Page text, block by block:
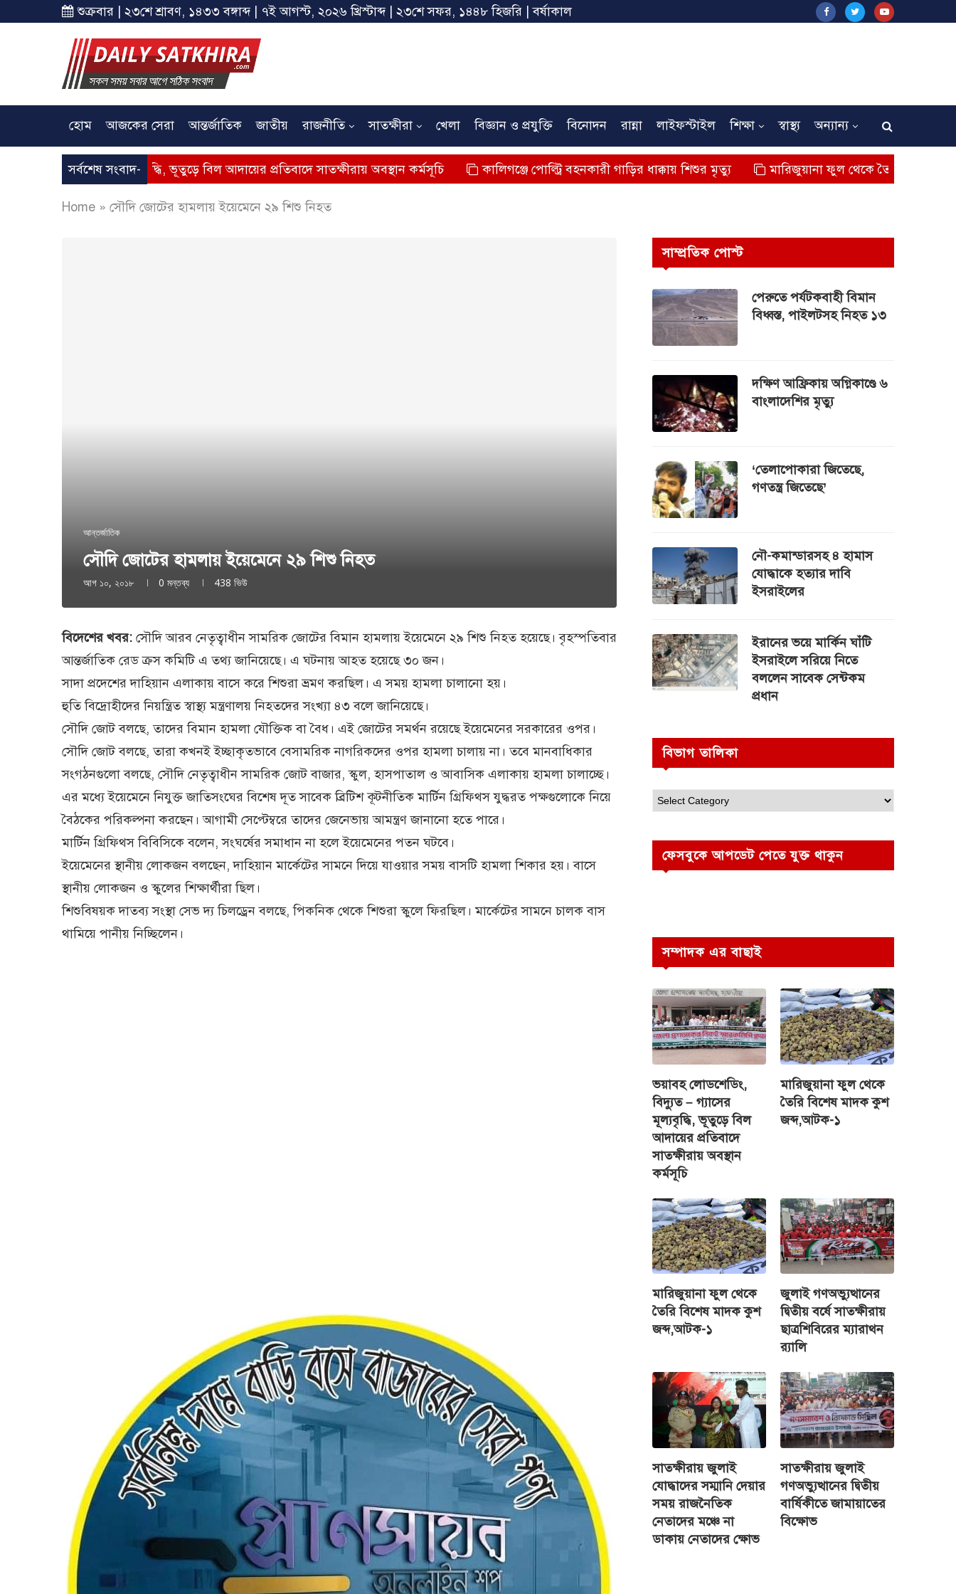
শুক্রবার | ২৩শে শ্রাবণ, ১৪৩৩ বঙ্গাব্দ | ৭ই আগস্ট, ২০২৬ খ্রিস্টাব্দ | ২৩শে সফর, ১৪৪৮ হিজরি | বর্ষাকাল
হোম আজকের সেরা আন্তর্জাতিক জাতীয় রাজনীতি সাতক্ষীরা খেলা বিজ্ঞান ও প্রযুক্তি বিনোদন রান্না লাইফস্টাইল শিক্ষা স্বাস্থ্য অন্যান্য
সর্বশেষ সংবাদ-
গ্যাসের মূল্যবৃদ্ধি, ভূতুড়ে বিল আদায়ের প্রতিবাদে সাতক্ষীরায় অবস্থান কর্মসূচি কালিগঞ্জে পোল্ট্রি বহনকারী গাড়ির ধাক্কায় শিশুর মৃত্যু মারিজুয়ানা ফুল থেকে তৈরি বিশেষ মাদক কুশ
Home » সৌদি জোটের হামলায় ইয়েমেনে ২৯ শিশু নিহত
আন্তর্জাতিক
সৌদি জোটের হামলায় ইয়েমেনে ২৯ শিশু নিহত
আগ ১০, ২০১৮ 0 মন্তব্য 438 ভিউ
বিদেশের খবর: সৌদি আরব নেতৃত্বাধীন সামরিক জোটের বিমান হামলায় ইয়েমেনে ২৯ শিশু নিহত হয়েছে। বৃহস্পতিবার
আন্তর্জাতিক রেড ক্রস কমিটি এ তথ্য জানিয়েছে। এ ঘটনায় আহত হয়েছে ৩০ জন।
সাদা প্রদেশের দাহিয়ান এলাকায় বাসে করে শিশুরা ভ্রমণ করছিল। এ সময় হামলা চালানো হয়।
হুতি বিদ্রোহীদের নিয়ন্ত্রিত স্বাস্থ্য মন্ত্রণালয় নিহতদের সংখ্যা ৪৩ বলে জানিয়েছে।
সৌদি জোট বলছে, তাদের বিমান হামলা যৌক্তিক বা বৈধ। এই জোটের সমর্থন রয়েছে ইয়েমেনের সরকারের ওপর।
সৌদি জোট বলছে, তারা কখনই ইচ্ছাকৃতভাবে বেসামরিক নাগরিকদের ওপর হামলা চালায় না। তবে মানবাধিকার
সংগঠনগুলো বলছে, সৌদি নেতৃত্বাধীন সামরিক জোট বাজার, স্কুল, হাসপাতাল ও আবাসিক এলাকায় হামলা চালাচ্ছে।
এর মধ্যে ইয়েমেনে নিযুক্ত জাতিসংঘের বিশেষ দূত সাবেক ব্রিটিশ কূটনীতিক মার্টিন গ্রিফিথস যুদ্ধরত পক্ষগুলোকে নিয়ে
বৈঠকের পরিকল্পনা করছেন। আগামী সেপ্টেম্বরে তাদের জেনেভায় আমন্ত্রণ জানানো হতে পারে।
মার্টিন গ্রিফিথস বিবিসিকে বলেন, সংঘর্ষের সমাধান না হলে ইয়েমেনের পতন ঘটবে।
ইয়েমেনের স্থানীয় লোকজন বলছেন, দাহিয়ান মার্কেটের সামনে দিয়ে যাওয়ার সময় বাসটি হামলা শিকার হয়। বাসে
স্থানীয় লোকজন ও স্কুলের শিক্ষার্থীরা ছিল।
শিশুবিষয়ক দাতব্য সংস্থা সেভ দ্য চিলড্রেন বলছে, পিকনিক থেকে শিশুরা স্কুলে ফিরছিল। মার্কেটের সামনে চালক বাস
থামিয়ে পানীয় নিচ্ছিলেন।
সাম্প্রতিক পোস্ট
পেরুতে পর্যটকবাহী বিমান
বিধ্বস্ত, পাইলটসহ নিহত ১৩
দক্ষিণ আফ্রিকায় অগ্নিকাণ্ডে ৬
বাংলাদেশির মৃত্যু
‘তেলাপোকারা জিতেছে,
গণতন্ত্র জিতেছে’
নৌ-কমান্ডারসহ ৪ হামাস
যোদ্ধাকে হত্যার দাবি
ইসরাইলের
ইরানের ভয়ে মার্কিন ঘাঁটি
ইসরাইলে সরিয়ে নিতে
বললেন সাবেক সেন্টকম
প্রধান
বিভাগ তালিকা
ফেসবুকে আপডেট পেতে যুক্ত থাকুন
সম্পাদক এর বাছাই
ভয়াবহ লোডশেডিং,
বিদ্যুত – গ্যাসের
মূল্যবৃদ্ধি, ভূতুড়ে বিল
আদায়ের প্রতিবাদে
সাতক্ষীরায় অবস্থান
কর্মসূচি
মারিজুয়ানা ফুল থেকে
তৈরি বিশেষ মাদক কুশ
জব্দ,আটক-১
মারিজুয়ানা ফুল থেকে
তৈরি বিশেষ মাদক কুশ
জব্দ,আটক-১
জুলাই গণঅভ্যুত্থানের
দ্বিতীয় বর্ষে সাতক্ষীরায়
ছাত্রশিবিরের ম্যারাথন
র‌্যালি
সাতক্ষীরায় জুলাই
যোদ্ধাদের সম্মানি দেয়ার
সময় রাজনৈতিক
নেতাদের মঞ্চে না
ডাকায় নেতাদের ক্ষোভ
সাতক্ষীরায় জুলাই
গণঅভ্যুত্থানের দ্বিতীয়
বার্ষিকীতে জামায়াতের
বিক্ষোভ